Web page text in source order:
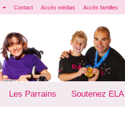
Contact Accès médias Accès familles
Les Parrains Soutenez ELA